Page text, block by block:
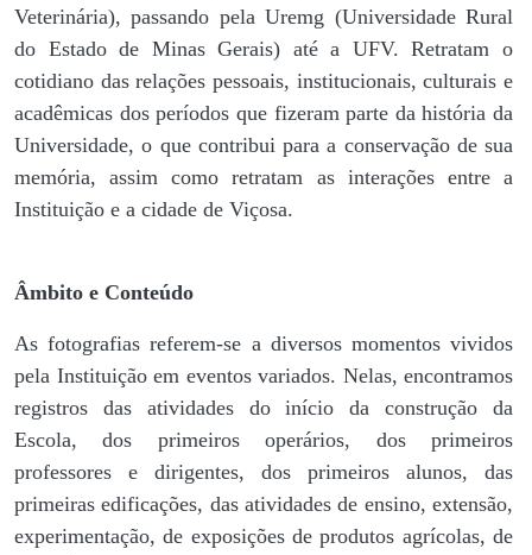
Veterinária), passando pela Uremg (Universidade Rural
do Estado de Minas Gerais) até a UFV. Retratam o
cotidiano das relações pessoais, institucionais, culturais e
acadêmicas dos períodos que fizeram parte da história da
Universidade, o que contribui para a conservação de sua
memória, assim como retratam as interações entre a
Instituição e a cidade de Viçosa.
Âmbito e Conteúdo
As fotografias referem-se a diversos momentos vividos
pela Instituição em eventos variados. Nelas, encontramos
registros das atividades do início da construção da
Escola, dos primeiros operários, dos primeiros
professores e dirigentes, ​dos primeiros alunos, das
primeiras edificações, das atividades de ensino, extensão,
experimentação, de exposições de produtos agrícolas, de